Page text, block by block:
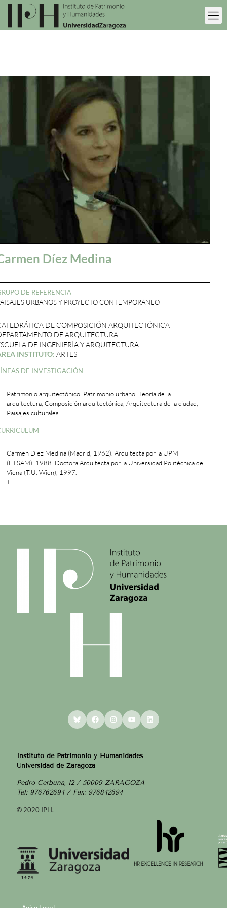
Díez Medina
DE REFERENCIA
URBANOS Y PROYECTO CONTEMPORÁNEO
DE COMPOSICIÓN ARQUITECTÓNICA
DE ARQUITECTURA
DE INGENIERÍA Y ARQUITECTURA
INSTITUTO: ARTES
DE INVESTIGACIÓN
Patrimonio arquitectónico, Patrimonio urbano, Teoría de la
arquitectura, Composición arquitectónica, Arquitectura de la ciudad,
Paisajes culturales.
Carmen Díez Medina (Madrid, 1962). Arquitecta por la UPM
(ETSAM), 1988. Doctora Arquitecta por la Universidad Politécnica de
Viena (T.U. Wien), 1997.
+
BlueskyFacebookInstagram
YouTubeLinkedIn
Instituto de Patrimonio y Humanidades
Universidad de Zaragoza
Pedro Cerbuna, 12 / 50009 ZARAGOZA
Tel: 976762694 / Fax: 976842694
© 2020 IPH.